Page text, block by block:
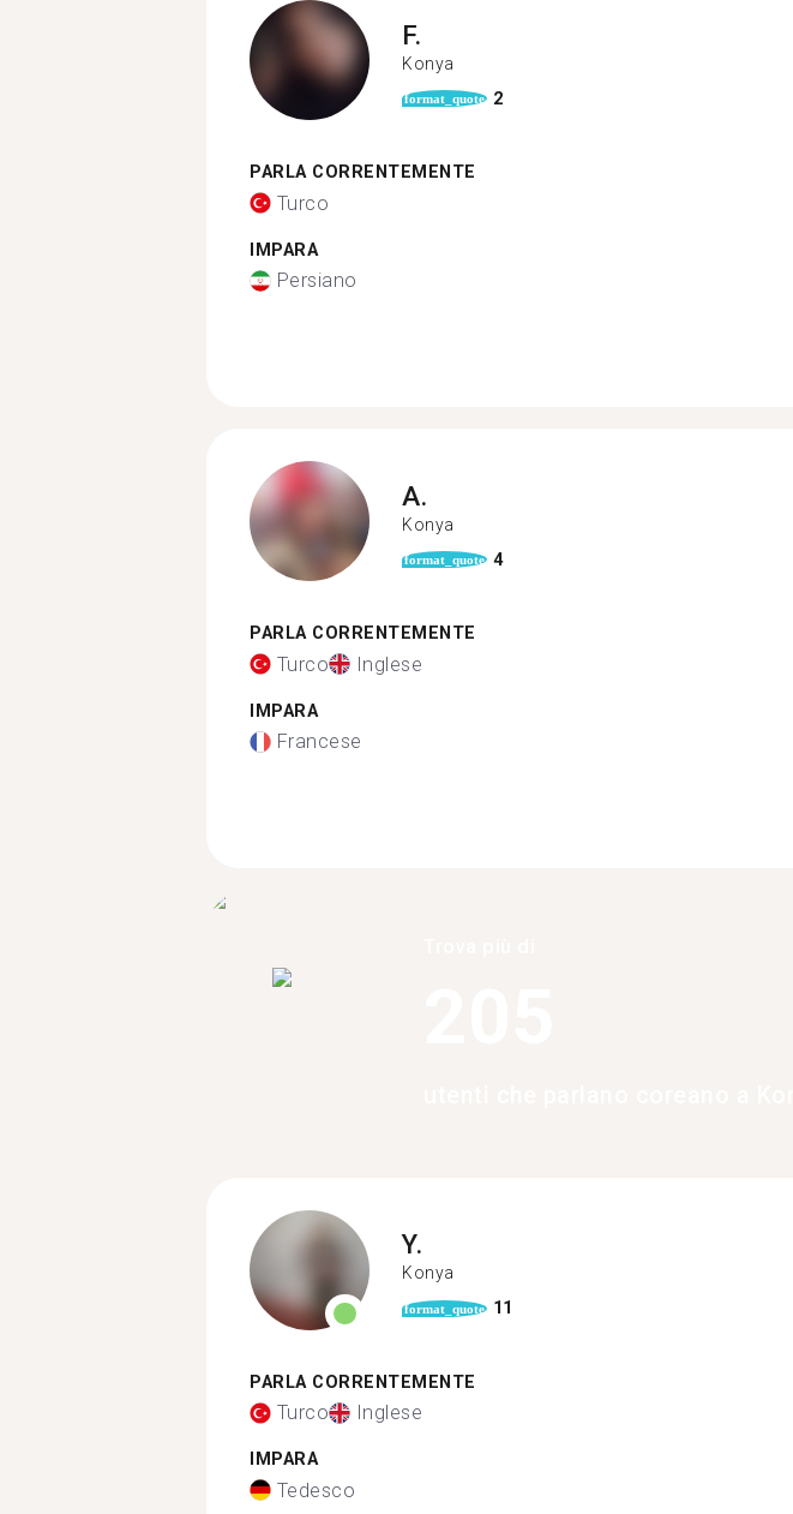
F.
Konya
format_quote 2
PARLA CORRENTEMENTE
Turco
IMPARA
Persiano
A.
Konya
format_quote 4
PARLA CORRENTEMENTE
Turco Inglese
IMPARA
Francese
Y.
Konya
format_quote 11
PARLA CORRENTEMENTE
Turco Inglese
IMPARA
Tedesco